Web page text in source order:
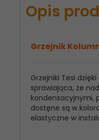
Opis
Grzejnik
Grzejniki Tesi
sprawiająca, że
kondensacyjnymi,
dostęne są w
elastyczne w
Model
Produktu:
Wysokość
Grzejnika: